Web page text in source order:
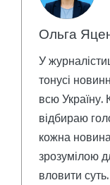
Ольга
У
тонусі
всю
відбираю
кожна
зрозумілою
вловити